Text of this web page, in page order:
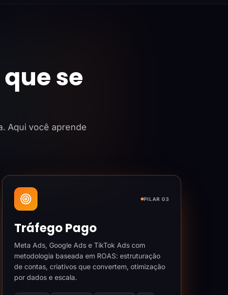
que se
Aqui você aprende
PILAR 03
Tráfego Pago
Meta Ads, Google Ads e TikTok Ads com
metodologia baseada em ROAS: estruturação
de contas, criativos que convertem, otimização
por dados e escala.